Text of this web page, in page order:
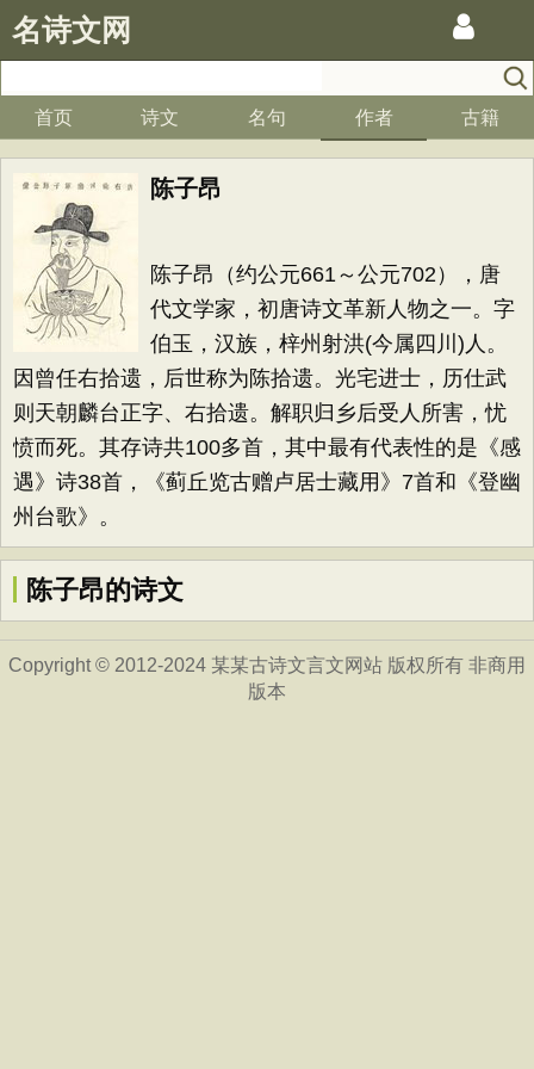
名诗文网
首页 诗文 名句 作者 古籍
陈子昂
陈子昂（约公元661～公元702），唐
代文学家，初唐诗文革新人物之一。字
伯玉，汉族，梓州射洪(今属四川)人。
因曾任右拾遗，后世称为陈拾遗。光宅进士，历仕武
则天朝麟台正字、右拾遗。解职归乡后受人所害，忧
愤而死。其存诗共100多首，其中最有代表性的是《感
遇》诗38首，《蓟丘览古赠卢居士藏用》7首和《登幽
州台歌》。
陈子昂的诗文
Copyright © 2012-2024 某某古诗文言文网站 版权所有 非商用
版本